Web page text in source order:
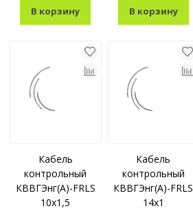
В корзину В корзину
Кабель
контрольный
КВВГЭнг(A)-FRLS
10x1,5
Кабель
контрольный
КВВГЭнг(A)-FRLS
14x1